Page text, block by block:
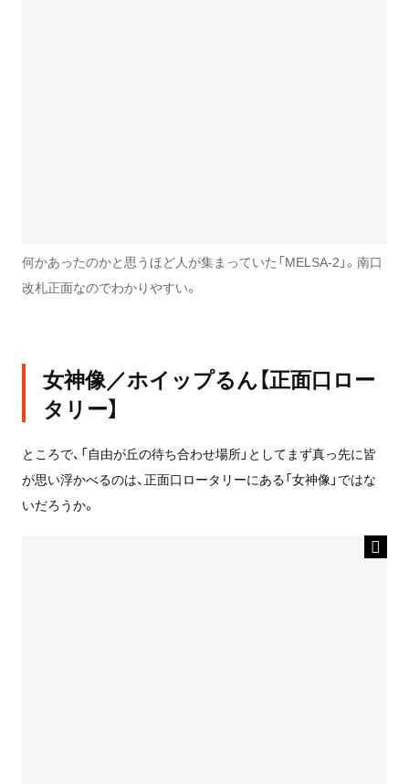
何かあったのかと思うほど人が集まっていた「MELSA-2」。南口
改札正面なのでわかりやすい。
女神像／ホイップるん【正面口ロー
タリー】
ところで、「自由が丘の待ち合わせ場所」としてまず真っ先に皆
が思い浮かべるのは、正面口ロータリーにある「女神像」ではな
いだろうか。